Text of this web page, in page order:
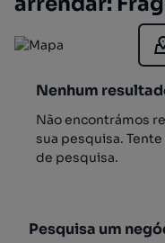
Nenhum
Não encontrámos
sua pesquisa.
de pesquisa.
Pesquisa um